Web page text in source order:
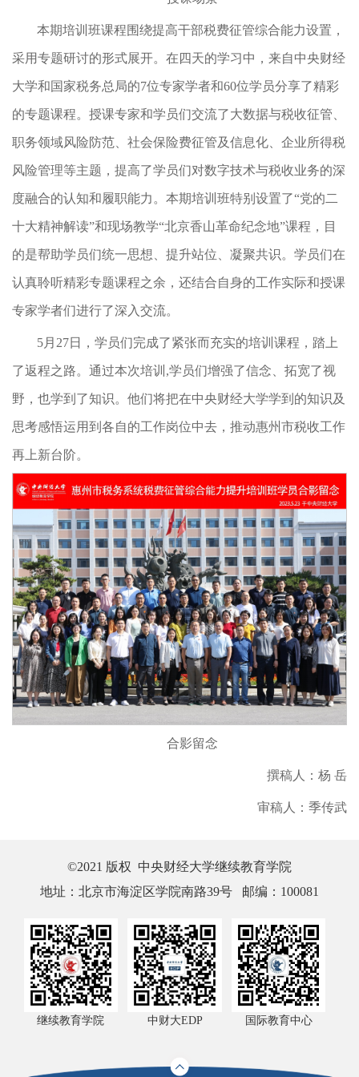
本期培训班课程围绕提高干部税费征管综合能力设置，
采用专题研讨的形式展开。在四天的学习中，来自中央财经
大学和国家税务总局的7位专家学者和60位学员分享了精彩
的专题课程。授课专家和学员们交流了大数据与税收征管、
职务领域风险防范、社会保险费征管及信息化、企业所得税
风险管理等主题，提高了学员们对数字技术与税收业务的深
度融合的认知和履职能力。本期培训班特别设置了“党的二
十大精神解读”和现场教学“北京香山革命纪念地”课程，目
的是帮助学员们统一思想、提升站位、凝聚共识。学员们在
认真聆听精彩专题课程之余，还结合自身的工作实际和授课
专家学者们进行了深入交流。
5月27日，学员们完成了紧张而充实的培训课程，踏上
了返程之路。通过本次培训,学员们增强了信念、拓宽了视
野，也学到了知识。他们将把在中央财经大学学到的知识及
思考感悟运用到各自的工作岗位中去，推动惠州市税收工作
再上新台阶。
合影留念
撰稿人：杨 岳
审稿人：季传武
©2021 版权 中央财经大学继续教育学院
地址：北京市海淀区学院南路39号 邮编：100081
继续教育学院 中财大EDP 国际教育中心